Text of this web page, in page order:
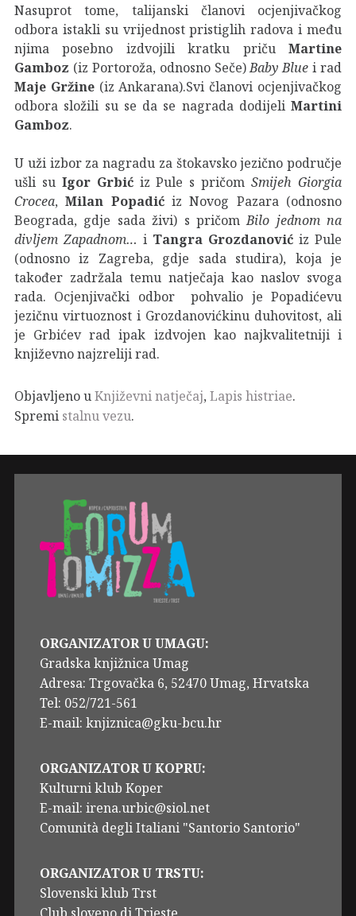
Nasuprot tome, talijanski članovi ocjenjivačkog
odbora istakli su vrijednost pristiglih radova i među
njima posebno izdvojili kratku priču Martine
Gamboz (iz Portoroža, odnosno Seče) Baby Blue i rad
Maje Gržine(iz Ankarana).Svi članovi ocjenjivačkog
odbora složili su se da se nagrada dodijeli Martini
Gamboz.
U uži izbor za nagradu za štokavsko jezično područje
ušli su Igor Grbić iz Pule s pričomSmijeh Giorgia
Crocea,Milan Popadićiz Novog Pazara (odnosno
Beograda, gdje sada živi) s pričom Bilo jednom na
divljem Zapadnom… i Tangra Grozdanović iz Pule
(odnosno iz Zagreba, gdje sada studira), koja je
također zadržala temu natječaja kao naslov svoga
rada. Ocjenjivački odbor pohvalio je Popadićevu
jezičnu virtuoznost i Grozdanovićkinu duhovitost, ali
je Grbićev rad ipak izdvojen kao najkvalitetniji i
književno najzreliji rad.
Objavljeno uKnjiževni natječaj, Lapis histriae.
Spremi stalnu vezu.
ORGANIZATOR U UMAGU:
Gradska knjižnica Umag
Adresa: Trgovačka 6, 52470 Umag, Hrvatska
Tel: 052/721-561
E-mail: knjiznica@gku-bcu.hr
ORGANIZATOR U KOPRU:
Kulturni klub Koper
E-mail: irena.urbic@siol.net
Comunità degli Italiani "Santorio Santorio"
ORGANIZATOR U TRSTU:
Slovenski klub Trst